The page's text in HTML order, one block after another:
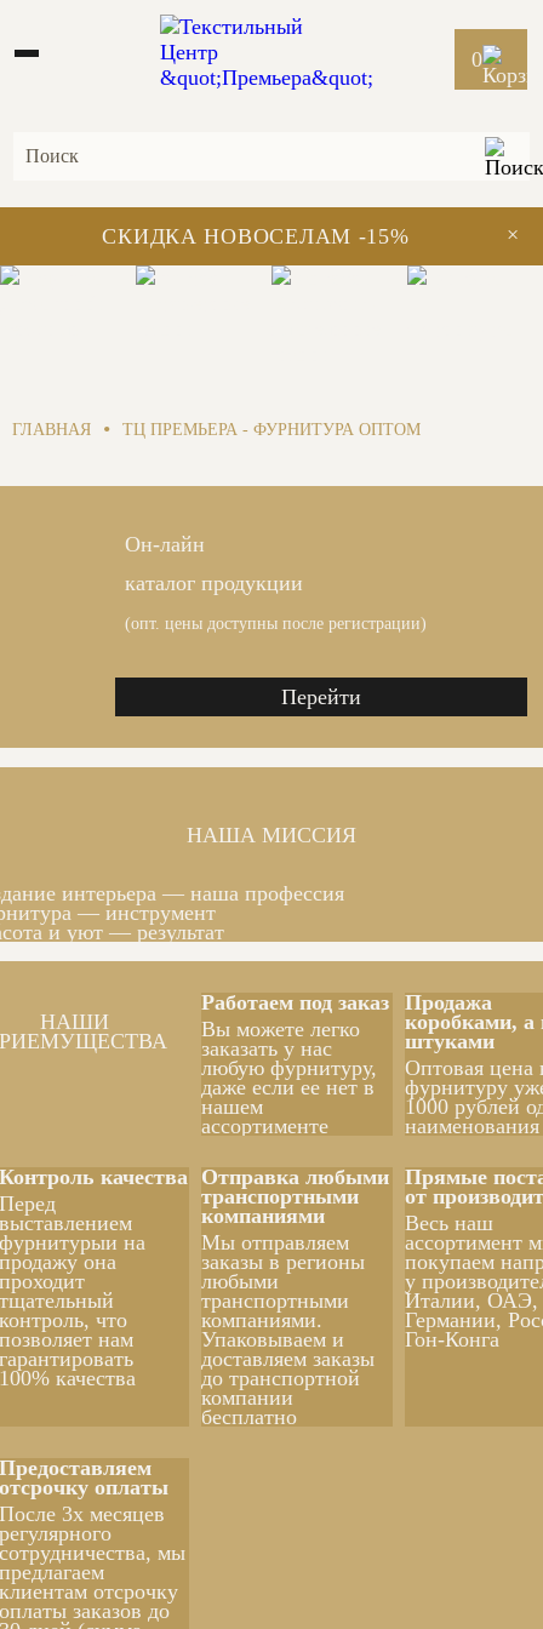
0
×
СКИДКА НОВОСЕЛАМ -15%
ГЛАВНАЯ • ТЦ ПРЕМЬЕРА - ФУРНИТУРА ОПТОМ
Он-лайн
каталог продукции
(опт. цены доступны после регистрации)
Перейти
НАША МИССИЯ
интерьера — наша профессия
— инструмент
и уют — результат
НАШИ
Работаем под заказ
Вы можете легко
заказать у нас
любую фурнитуру,
даже если ее нет в
нашем
ассортименте
Продажа
коробками, а
штуками
Оптовая цена
фурнитуру
1000 рублей
наименования
Контроль качества
Перед
выставлением
фурнитурыи на
продажу она
проходит
тщательный
контроль, что
позволяет нам
гарантировать
100% качества
Отправка любыми
транспортными
компаниями
Мы отправляем
заказы в регионы
любыми
транспортными
компаниями.
Упаковываем и
доставляем заказы
до транспортной
компании
бесплатно
Прямые
от
Весь наш
ассортимент
покупаем
у
Италии, ОАЭ,
Германии,
Гон-Конга
Предоставляем
отсрочку оплаты
После 3х месяцев
регулярного
сотрудничества, мы
предлагаем
клиентам отсрочку
оплаты заказов до